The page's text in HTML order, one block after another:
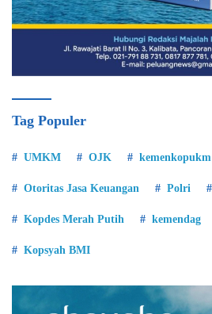
Tag Populer
UMKM OJK kemenkopukm
Otoritas Jasa Keuangan Polri
Kopdes Merah Putih kemendag
Kopsyah BMI